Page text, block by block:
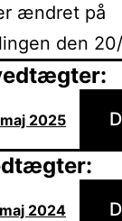
ændret på
den
2025
2024